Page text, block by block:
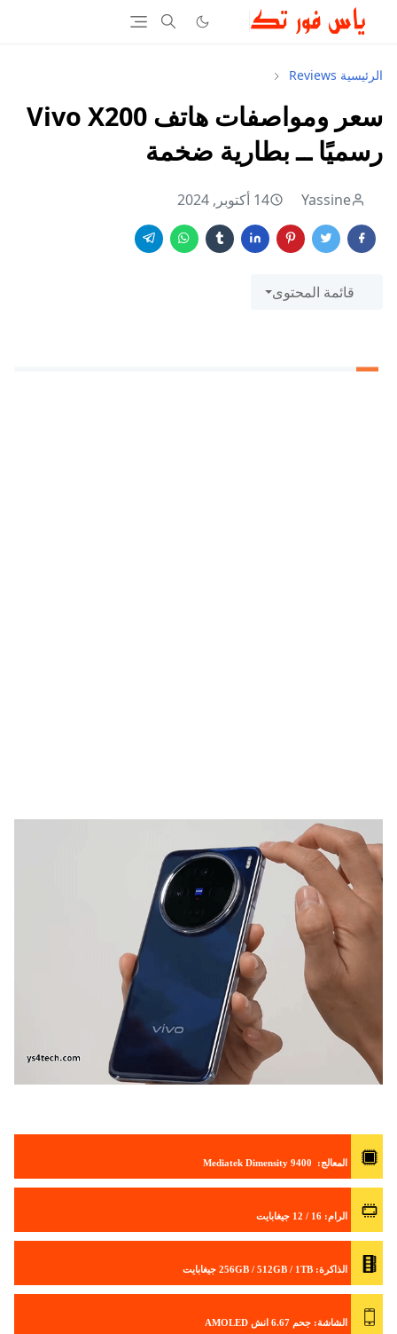
الرئيسية Reviews
سعر ومواصفات هاتف Vivo X200
رسميًا ــ بطارية ضخمة
Yassine 14 أكتوبر, 2024
قائمة المحتوى
المعالج: Mediatek Dimensity 9400
الرام: 16 / 12 جيغابايت
الذاكرة: 256GB / 512GB / 1TB جيغابايت
الشاشة: جحم 6.67 انش AMOLED